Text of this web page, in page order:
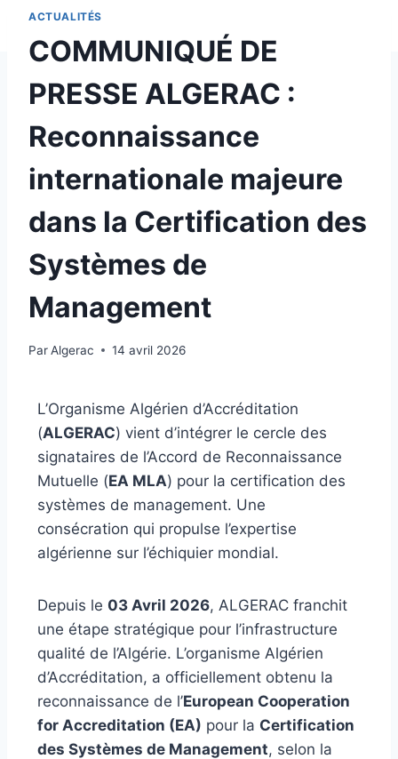
ACTUALITÉS
COMMUNIQUÉ DE
PRESSE ALGERAC :
Reconnaissance
internationale majeure
dans la Certification des
Systèmes de
Management
ParAlgerac 14 avril 2026
L’Organisme Algérien d’Accréditation
(ALGERAC) vient d’intégrer le cercle des
signataires de l’Accord de Reconnaissance
Mutuelle (EA MLA) pour la certification des
systèmes de management. Une
consécration qui propulse l’expertise
algérienne sur l’échiquier mondial.
Depuis le 03 Avril 2026, ALGERAC franchit
une étape stratégique pour l’infrastructure
qualité de l’Algérie. L’organisme Algérien
d’Accréditation, a officiellement obtenu la
reconnaissance de l’European Cooperation
for Accreditation (EA) pour la Certification
des Systèmes de Management, selon la